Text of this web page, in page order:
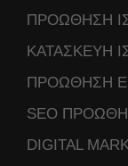
ΠΡΟΩΘΗΣΗ
ΚΑΤΑΣΚΕΥΗ
ΠΡΟΩΘΗΣΗ
SEO
DIGITAL